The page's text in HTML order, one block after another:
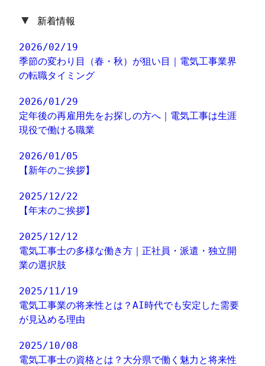
▼ 新着情報
2026/02/19
季節の変わり目（春・秋）が狙い目｜電気工事業界
の転職タイミング
2026/01/29
定年後の再雇用先をお探しの方へ｜電気工事は生涯
現役で働ける職業
2026/01/05
【新年のご挨拶】
2025/12/22
【年末のご挨拶】
2025/12/12
電気工事士の多様な働き方｜正社員・派遣・独立開
業の選択肢
2025/11/19
電気工事業の将来性とは？AI時代でも安定した需要
が見込める理由
2025/10/08
電気工事士の資格とは？大分県で働く魅力と将来性